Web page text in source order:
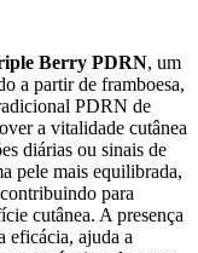
Berry PDRN, um
a partir de framboesa,
PDRN de
a vitalidade cutânea
diárias ou sinais de
pele mais equilibrada,
para
cutânea. A presença
eficácia, ajuda a